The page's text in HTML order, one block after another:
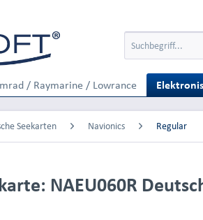
/ Raymarine / Lowrance
Seekarten Navionics Regular
NAEU060R